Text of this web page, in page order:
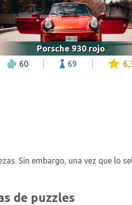
Porsche 930 rojo
60 69
Sin embargo, una vez que lo
de puzzles